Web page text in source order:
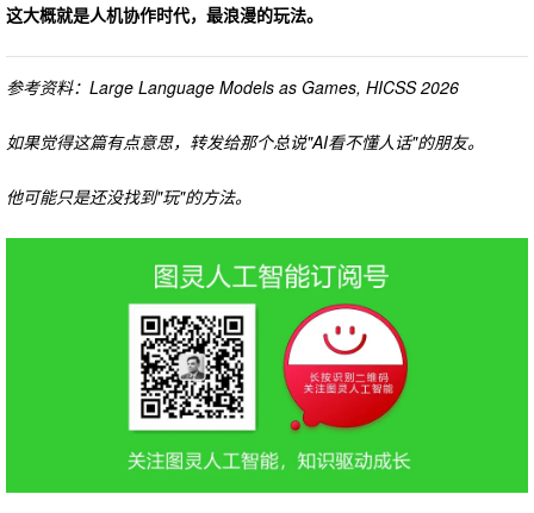
这大概就是人机协作时代，最浪漫的玩法。
参考资料： Large Language Models as Games, HICSS 2026
如果觉得这篇有点意思，转发给那个总说"AI看不懂人话"的朋友。
他可能只是还没找到"玩"的方法。